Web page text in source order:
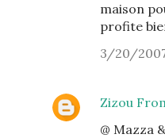
maison
profite
3/20/
Zizou
@ Mazza